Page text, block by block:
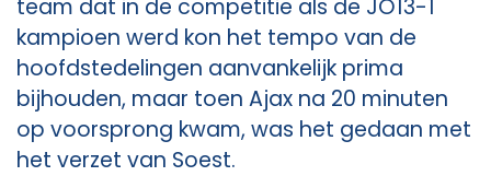
team dat in de competitie als de JO13-1
kampioen werd kon het tempo van de
hoofdstedelingen aanvankelijk prima
bijhouden, maar toen Ajax na 20 minuten
op voorsprong kwam, was het gedaan met
het verzet van Soest.